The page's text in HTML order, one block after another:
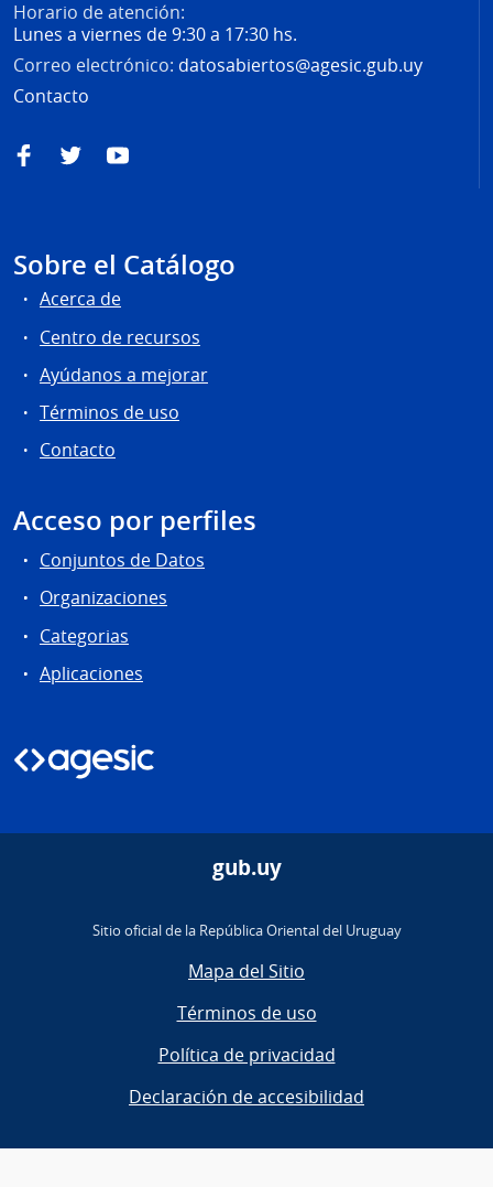
Horario de atención:
Lunes a viernes de 9:30 a 17:30 hs.
Correo electrónico: datosabiertos@agesic.gub.uy
Contacto
FacebookTwitterYouTube
Sobre el Catálogo
Acerca de
Centro de recursos
Ayúdanos a mejorar
Términos de uso
Contacto
Acceso por perfiles
Conjuntos de Datos
Organizaciones
Categorias
Aplicaciones
gub.uy
Sitio oficial de la República Oriental del Uruguay
Mapa del Sitio
Términos de uso
Política de privacidad
Declaración de accesibilidad